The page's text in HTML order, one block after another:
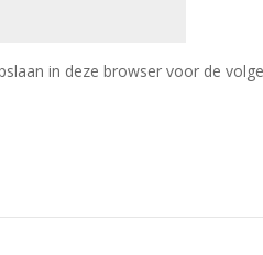
in deze browser voor de